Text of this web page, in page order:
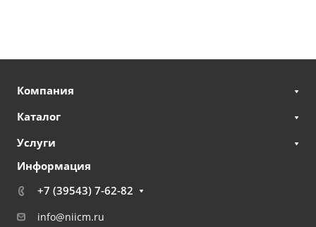
Компания
Каталог
Услуги
Информация
+7 (39543) 7-62-82
info@niicm.ru